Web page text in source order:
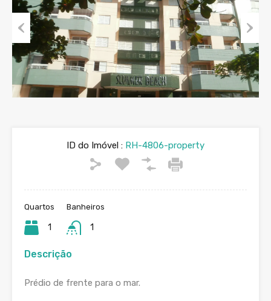
Previous Next
ID do Imóvel : RH-4806-property
Quartos
1
Banheiros
1
Descrição
Prédio de frente para o mar.